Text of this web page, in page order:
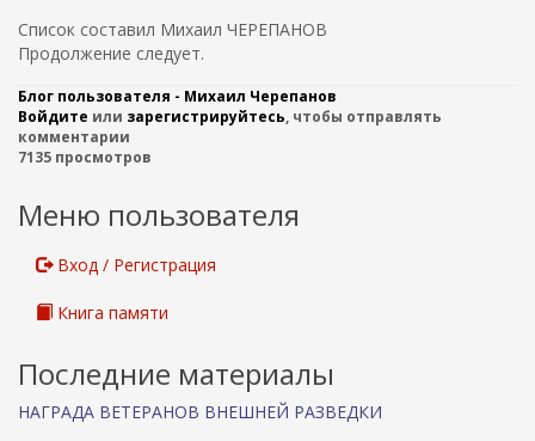
Список составил Михаил ЧЕРЕПАНОВ
Продолжение следует.
Блог пользователя - Михаил Черепанов
Войдите или зарегистрируйтесь, чтобы отправлять
комментарии
7135 просмотров
Меню пользователя
Вход / Регистрация
Книга памяти
Последние материалы
НАГРАДА ВЕТЕРАНОВ ВНЕШНЕЙ РАЗВЕДКИ